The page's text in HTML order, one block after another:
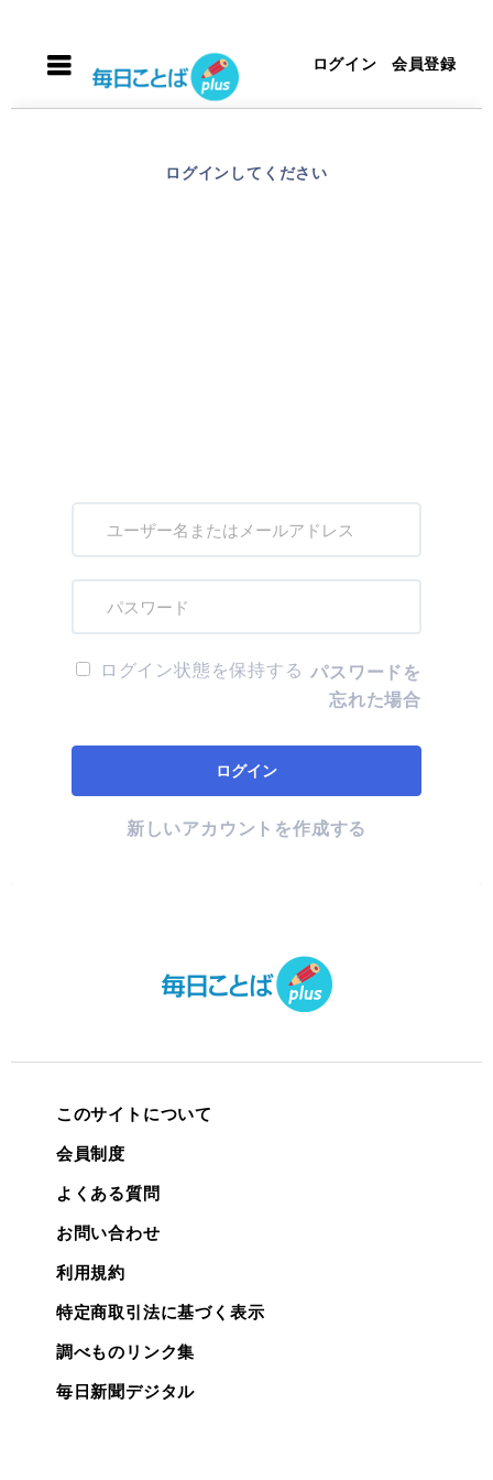
ログイン 会員登録
ログインしてください
ログイン状態を保持する パスワードを
忘れた場合
新しいアカウントを作成する
このサイトについて
会員制度
よくある質問
お問い合わせ
利用規約
特定商取引法に基づく表示
調べものリンク集
毎日新聞デジタル